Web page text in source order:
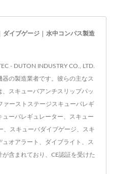
イブゲージ | 水中コンパス製造
- DUTON INDUSTRY CO., LTD.
の製造業者です。彼らの主なス
スキューバアンチスリップパッ
ァーストステージスキューバレギ
ューバレギュレーター、スキュー
、スキューバダイブゲージ、スキ
オアラート、ダイブライト、ス
含まれており、CE認証を受けた